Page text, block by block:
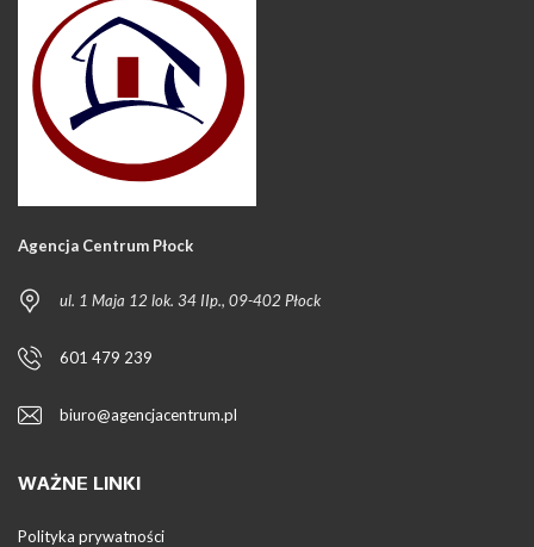
Agencja Centrum Płock
ul. 1 Maja 12 lok. 34 IIp., 09-402 Płock
601 479 239
biuro@agencjacentrum.pl
WAŻNE LINKI
Polityka prywatności